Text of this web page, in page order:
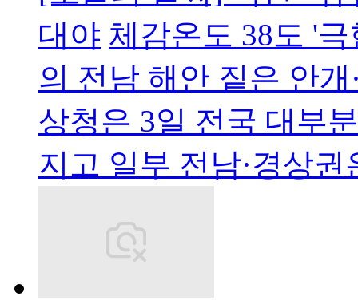
대야 체감온도 38도 '
의 전남 해안 짙은 안
상청은 3일 전국 대부
지고 일부 전남·경상권